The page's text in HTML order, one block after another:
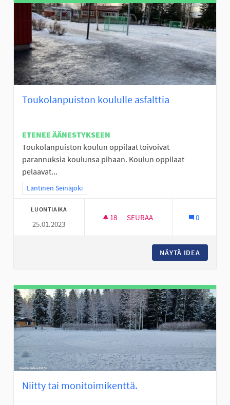
Toukolanpuiston koululle asfalttia
ETENEE ÄÄNESTYKSEEN
Toukolanpuiston koulun oppilaat toivoivat
parannuksia koulunsa pihaan. Koulun oppilaat
pelaavat...
Rajaa tulokset teeman mukaan: Läntinen Seinäjoki
Läntinen Seinäjoki
LUONTIAIKA
25.01.2023
18 18 SEURAAJAA
SEURAA 0
NÄYTÄ IDEA
Niitty tai monitoimikenttä.